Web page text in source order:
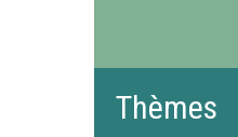
Thèmes